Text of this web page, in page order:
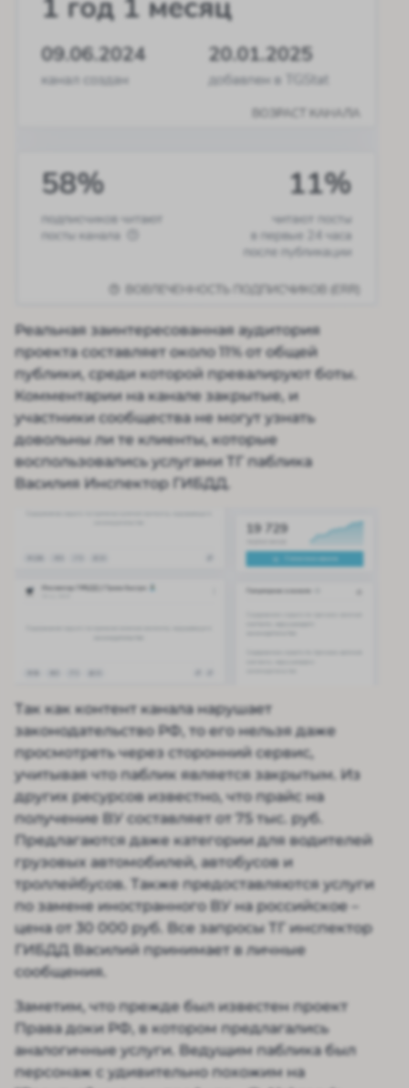
Реальная заинтересованная аудитория
проекта составляет около 11% от общей
публики, среди которой превалируют боты.
Комментарии на канале закрытые, и
участники сообщества не могут узнать
довольны ли те клиенты, которые
воспользовались услугами ТГ паблика
Василия Инспектор ГИБДД.
Так как контент канала нарушает
законодательство РФ, то его нельзя даже
просмотреть через сторонний сервис,
учитывая что паблик является закрытым. Из
других ресурсов известно, что прайс на
получение ВУ составляет от 75 тыс. руб.
Предлагаются даже категории для водителей
грузовых автомобилей, автобусов и
троллейбусов. Также предоставляются услуги
по замене иностранного ВУ на российское –
цена от 30 000 руб. Все запросы ТГ инспектор
ГИБДД Василий принимает в личные
сообщения.
Заметим, что прежде был известен проект
Права доки РФ, в котором предлагались
аналогичные услуги. Ведущим паблика был
персонаж с удивительно похожим на